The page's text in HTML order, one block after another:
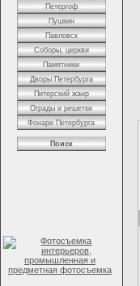
Петергоф
Пушкин
Павловск
Соборы, церкви
Памятники
Дворы Петербурга
Питерский жанр
Ограды и решетки
Фонари Петербурга
Поиск